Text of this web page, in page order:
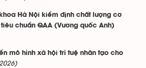
Hà Nội kiểm định chất lượng cơ
chuẩn QAA (Vương quốc Anh)
mô hình xã hội trí tuệ nhân tạo cho